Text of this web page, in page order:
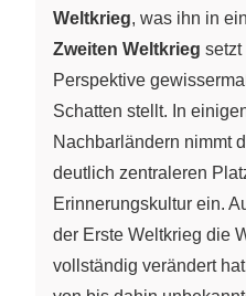
Weltkrieg, was ihn in
Zweiten Weltkrieg setzt
Perspektive
Schatten stellt. In
Nachbarländern nimmt
deutlich zentraleren
Erinnerungskultur ein.
der Erste Weltkrieg die
vollständig verändert